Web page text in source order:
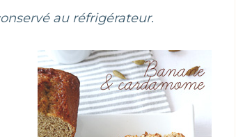
au réfrigérateur.